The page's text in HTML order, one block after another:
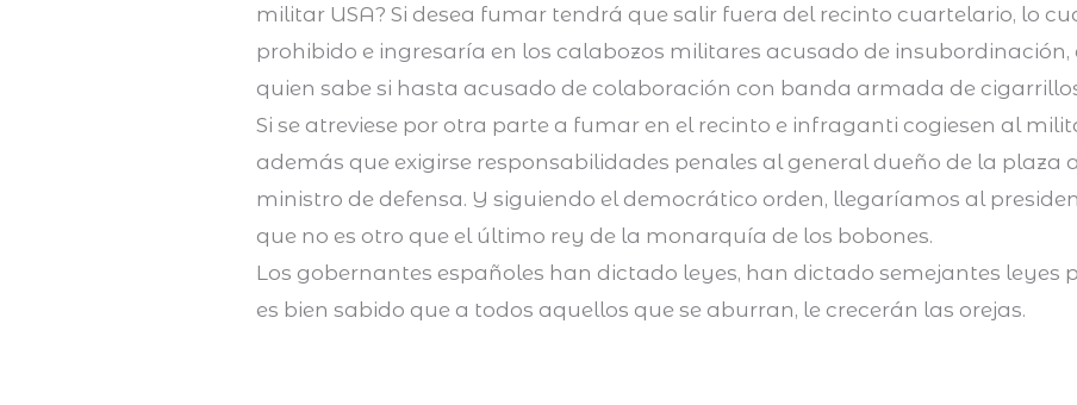
militar USA? Si desea fumar tendrá que salir fuera del recinto cuartelario, lo
prohibido e ingresaría en los calabozos militares acusado de insubordinación,
quien sabe si hasta acusado de colaboración con banda armada de
Si se atreviese por otra parte a fumar en el recinto e infraganti cogiesen al
además que exigirse responsabilidades penales al general dueño de la plaza
ministro de defensa. Y siguiendo el democrático orden, llegaríamos al
que no es otro que el último rey de la monarquía de los bobones.
Los gobernantes españoles han dictado leyes, han dictado semejantes leyes
es bien sabido que a todos aquellos que se aburran, le crecerán las orejas.